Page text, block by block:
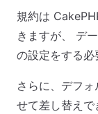
規約は
きますが、 デ
の設定をする必
さらに、デフ
せて差し替え